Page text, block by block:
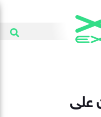
على